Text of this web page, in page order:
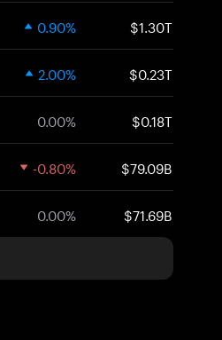
0.90% $1.30T
2.00% $0.23T
0.00% $0.18T
-0.80% $79.09B
0.00% $71.69B